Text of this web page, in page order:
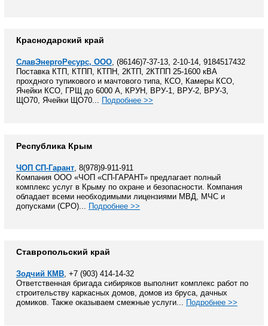
Краснодарский край
СлавЭнергоРесурс, ООО, (86146)7-37-13, 2-10-14, 9184517432
Поставка КТП, КТПП, КТПН, 2КТП, 2КТПП 25-1600 кВА
прохдного тупикового и мачтового типа, КСО, Камеры КСО,
Ячейки КСО, ГРЩ до 6000 А, КРУН, ВРУ-1, ВРУ-2, ВРУ-3,
ЩО70, Ячейки ЩО70... Подробнее >>
Республика Крым
ЧОП СП-Гарант, 8(978)9-911-911
Компания ООО «ЧОП «СП-ГАРАНТ» предлагает полный
комплекс услуг в Крыму по охране и безопасности. Компания
обладает всеми необходимыми лицензиями МВД, МЧС и
допусками (СРО)... Подробнее >>
Ставропольский край
Зодчий КМВ, +7 (903) 414-14-32
Ответственная бригада сибиряков выполнит комплекс работ по
строительству каркасных домов, домов из бруса, дачных
домиков. Также оказываем смежные услуги... Подробнее >>